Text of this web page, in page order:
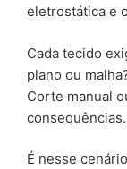
eletrostática e
Cada tecido
plano ou
Corte manual
consequências.
É nesse